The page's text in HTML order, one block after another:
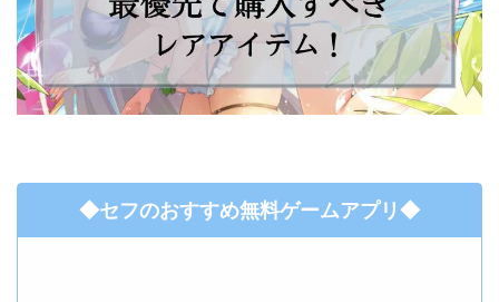
◆セフのおすすめ無料ゲームアプリ◆